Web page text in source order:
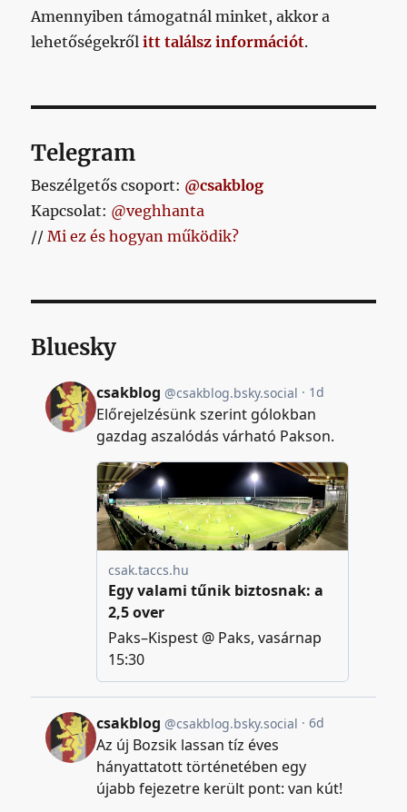
Amennyiben támogatnál minket, akkor a
lehetőségekrőlitt találsz információt.
Telegram
Beszélgetős csoport: @csakblog
Kapcsolat: @veghhanta
//Mi ez és hogyan működik?
Bluesky